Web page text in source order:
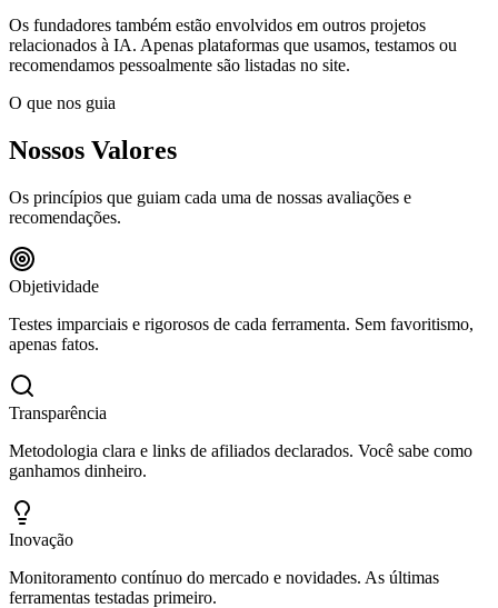
Os fundadores também estão envolvidos em outros projetos
relacionados à IA. Apenas plataformas que usamos, testamos ou
recomendamos pessoalmente são listadas no site.
O que nos guia
Nossos Valores
Os princípios que guiam cada uma de nossas avaliações e
recomendações.
Objetividade
Testes imparciais e rigorosos de cada ferramenta. Sem favoritismo,
apenas fatos.
Transparência
Metodologia clara e links de afiliados declarados. Você sabe como
ganhamos dinheiro.
Inovação
Monitoramento contínuo do mercado e novidades. As últimas
ferramentas testadas primeiro.